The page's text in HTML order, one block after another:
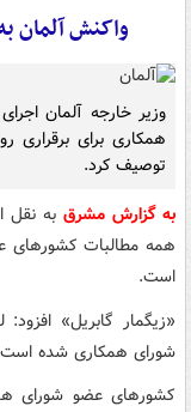
واکنش آلمان
وزیر خارجه آلمان
همکاری برای
توصیف کرد.
به گزارش مشرق به نقل
همه مطالبات
است.
«زیگمار گابریل»
شورای همکاری شده
کشورهای عضو شورای